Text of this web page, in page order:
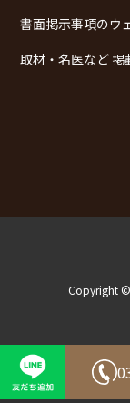
書面掲示事項のウ
取材・名医など 掲
Copyright ©